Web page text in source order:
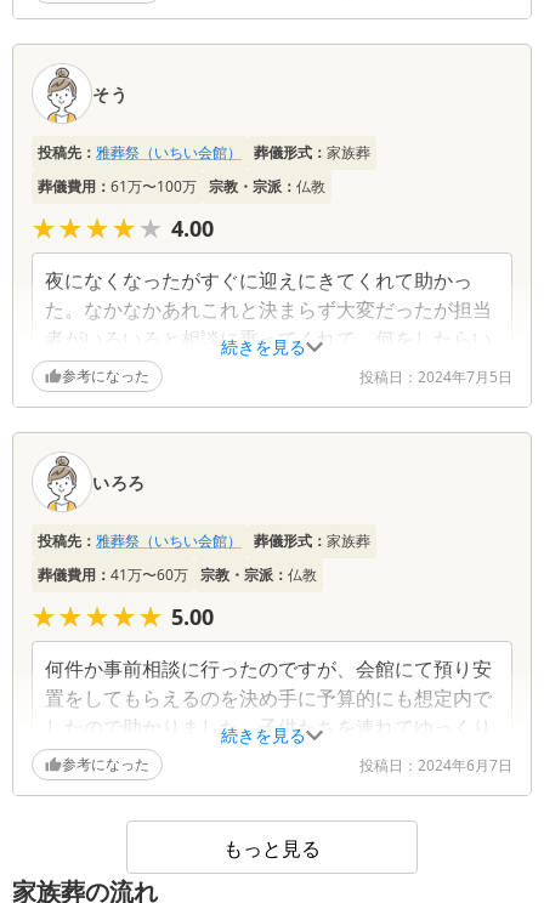
続きを見る
そう
投稿先： 雅葬祭（いちい会館） 葬儀形式： 家族葬
葬儀費用： 61万〜100万 宗教・宗派： 仏教
★★★★★
★★★★★ 4.00
夜になくなったがすぐに迎えにきてくれて助かっ
た。なかなかあれこれと決まらず大変だったが担当
者がいろいろと相談に乗ってくれて、何をしたらい
いのかしっかり説明してくれてわかりやすかった。
結局宿泊は取りやめたが部屋もきれいで安心して母
親を預けることができた。本当によくしてもらって
お願いしてよかった
参考になった 投稿日： 2024年7月5日
続きを見る
いろろ
投稿先： 雅葬祭（いちい会館） 葬儀形式： 家族葬
葬儀費用： 41万〜60万 宗教・宗派： 仏教
★★★★★
★★★★★ 5.00
何件か事前相談に行ったのですが、会館にて預り安
置をしてもらえるのを決め手に予算的にも想定内で
したので助かりました。子供たちを連れてゆっくり
と最後の時間を父と過ごすことができました。火葬
場も近く移動等もスムーズでした。式場も程よい広
さで8人ほどの参列でも寂しさもなく、スタッフの
方にもいろいろお気遣いいただきとても良かったで
す。
参考になった 投稿日： 2024年6月7日
もっと見る
家族葬の流れ